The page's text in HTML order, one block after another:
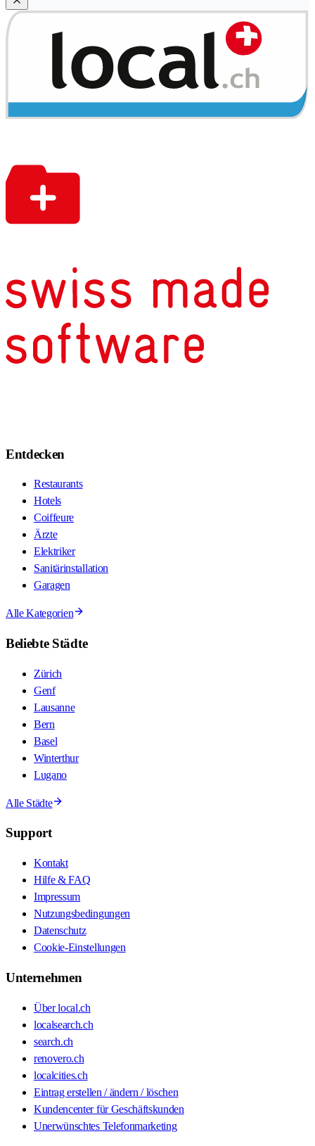
Entdecken
Restaurants
Hotels
Coiffeure
Ärzte
Elektriker
Sanitärinstallation
Garagen
Alle Kategorien
Beliebte Städte
Zürich
Genf
Lausanne
Bern
Basel
Winterthur
Lugano
Alle Städte
Support
Kontakt
Hilfe & FAQ
Impressum
Nutzungsbedingungen
Datenschutz
Cookie-Einstellungen
Unternehmen
Über local.ch
localsearch.ch
search.ch
renovero.ch
localcities.ch
Eintrag erstellen / ändern / löschen
Kundencenter für Geschäftskunden
Unerwünschtes Telefonmarketing